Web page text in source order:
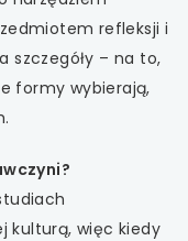
refleksji i
szczegóły – na to,
formy wybierają,
kulturą, więc kiedy